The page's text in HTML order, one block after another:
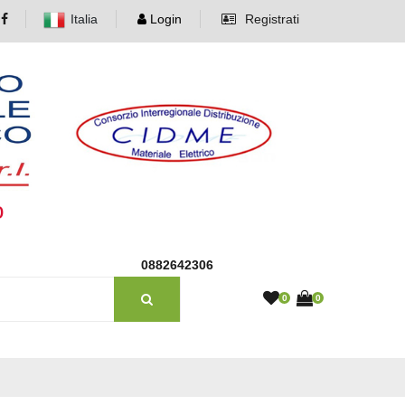
Italia Login Registrati
0882642306
0 0